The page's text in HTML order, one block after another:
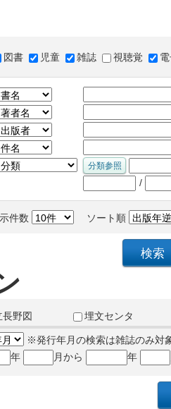
図書 児童 雑誌 視聴覚
/
件数 ソート順
長野図
埋文センタ
※発行年月の検索は雑誌のみ対
年
月から 年